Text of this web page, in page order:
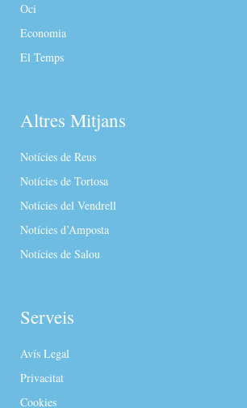
Oci
Economia
El Temps
Altres Mitjans
Notícies de Reus
Notícies de Tortosa
Notícies del Vendrell
Notícies d’Amposta
Notícies de Salou
Serveis
Avís Legal
Privacitat
Cookies